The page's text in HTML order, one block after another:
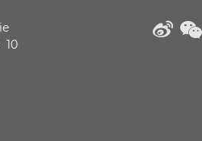
10